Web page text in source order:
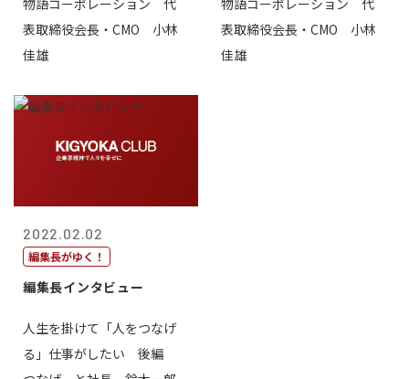
物語コーポレーション 代
表取締役会長・CMO 小林
佳雄
物語コーポレーション 代
表取締役会長・CMO 小林
佳雄
2022.02.02
編集長がゆく！
編集長インタビュー
人生を掛けて「人をつなげ
る」仕事がしたい 後編